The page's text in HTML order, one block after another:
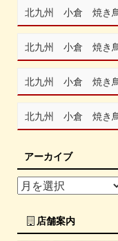
北九州 小倉 焼き
北九州 小倉 焼き
北九州 小倉 焼き
北九州 小倉 焼き
アーカイブ
店舗案内